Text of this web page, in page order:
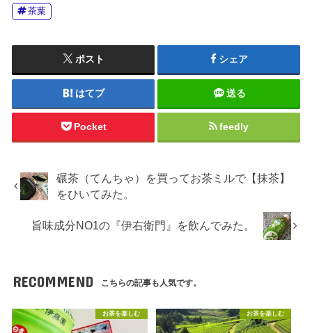
茶葉
ポスト シェア
はてブ 送る
Pocket feedly
碾茶（てんちゃ）を買ってお茶ミルで【抹茶】
をひいてみた。
旨味成分NO1の『伊右衛門』を飲んでみた。
RECOMMEND こちらの記事も人気です。
お茶を楽しむ お茶を楽しむ